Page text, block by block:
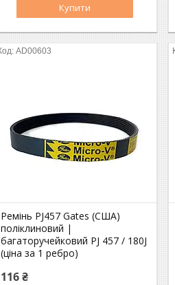
Купити
AD00603
Ремінь PJ457 Gates (США)
поліклиновий |
багаторучейковий PJ 457 / 180J
(ціна за 1 ребро)
116 ₴